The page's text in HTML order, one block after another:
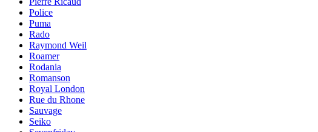
Police
Puma
Rado
Raymond Weil
Roamer
Rodania
Romanson
Royal London
Rue du Rhone
Sauvage
Seiko